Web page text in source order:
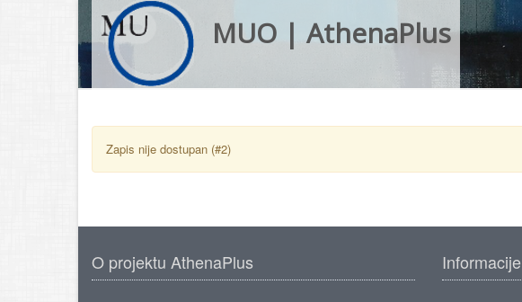
MUO | AthenaPlus
Zapis nije dostupan (#2)
O projektu AthenaPlus Informacije